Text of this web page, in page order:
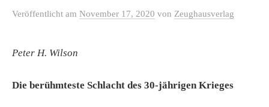
Veröffentlicht am November 17, 2020 von Zeughausverlag
Peter H. Wilson
Die berühmteste Schlacht des 30-jährigen Krieges